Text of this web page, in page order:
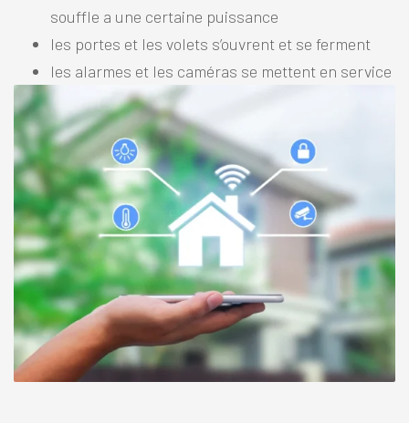
souffle a une certaine puissance
les portes et les volets s’ouvrent et se ferment
les alarmes et les caméras se mettent en service